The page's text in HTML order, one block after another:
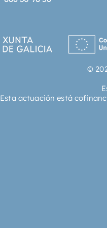
©
Esta actuación está